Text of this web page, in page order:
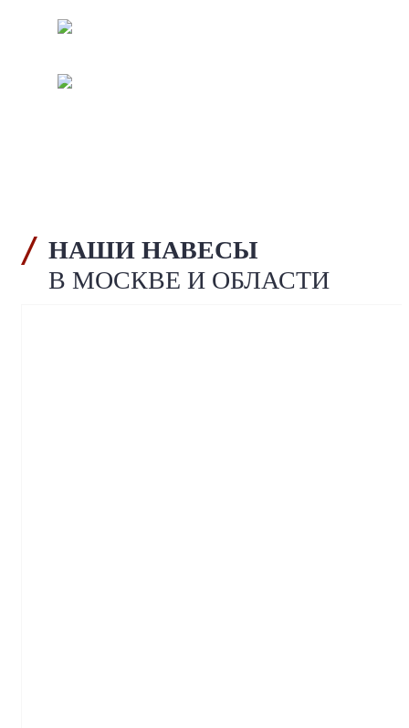
НАШИ НАВЕСЫ
В МОСКВЕ И ОБЛАСТИ